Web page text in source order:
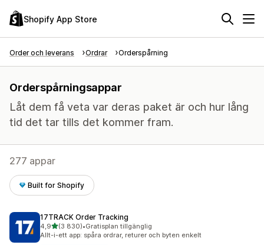
Shopify App Store
Order och leverans Ordrar Orderspårning
Orderspårningsappar
Låt dem få veta var deras paket är och hur lång
tid det tar tills det kommer fram.
277 appar
Built for Shopify
17TRACK Order Tracking
4,9av 5 stjärnor
(3 830)
3830 recensioner totalt
•Gratisplan tillgänglig
Allt-i-ett app: spåra ordrar, returer och byten enkelt